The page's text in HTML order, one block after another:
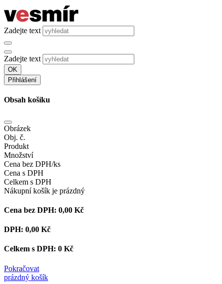
Zadejte text
Zadejte text
OK
Přihlášení
Obsah košíku
Obrázek
Obj. č.
Produkt
Množství
Cena bez DPH/ks
Cena s DPH
Celkem s DPH
Nákupní košík je prázdný
Cena bez DPH: 0,00 Kč
DPH: 0,00 Kč
Celkem s DPH: 0 Kč
Pokračovat
prázdný košík